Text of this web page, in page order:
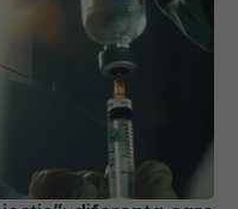
diferența care
în știință